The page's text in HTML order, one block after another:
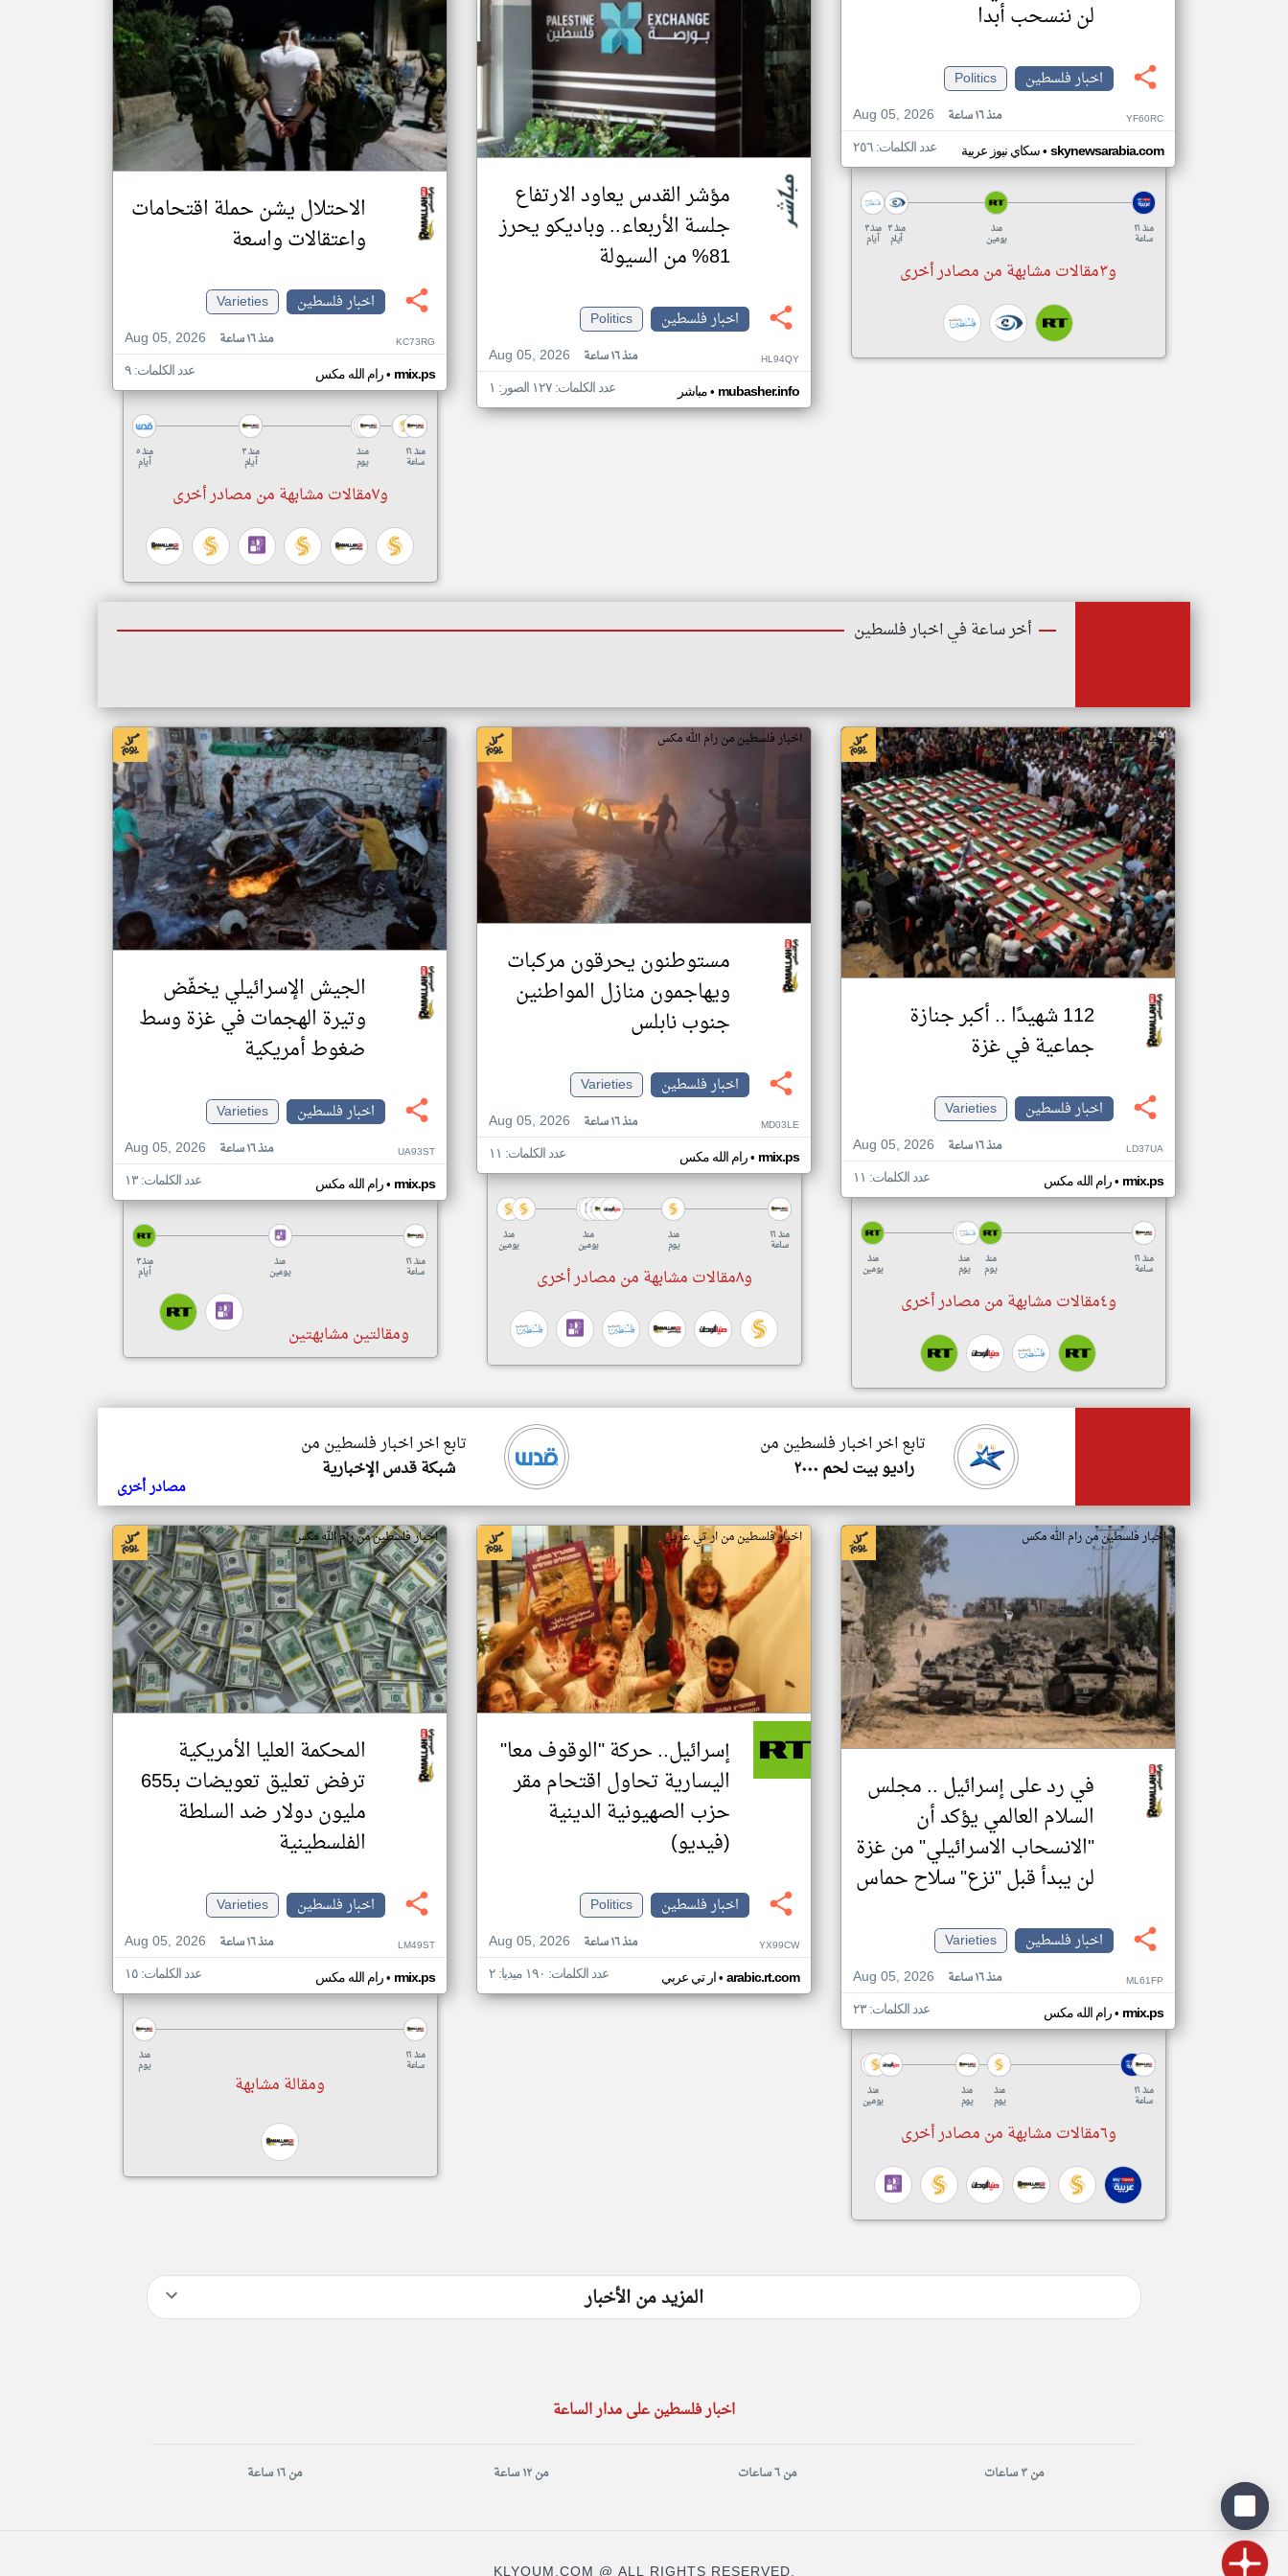
لن ننسحب أبدا
اخبار فلسطين
Politics
Aug 05, 2026
منذ ١٦ ساعة YF60RC
سكاي نيوز عربية• skynewsarabia.com عدد الكلمات: ٢٥٦
منذ ٣
أيام
منذ ٣
أيام
منذ
يومين
منذ ١٦
ساعة
و٣مقالات مشابهة من مصادر أخرى
مؤشر القدس يعاود الارتفاع
جلسة الأربعاء.. وباديكو يحرز
81% من السيولة
اخبار فلسطين
Politics
Aug 05, 2026
منذ ١٦ ساعة HL94QY
مباشر• mubasher.info عدد الكلمات: ١٢٧ الصور: ١
الاحتلال يشن حملة اقتحامات
واعتقالات واسعة
اخبار فلسطين
Varieties
Aug 05, 2026
منذ ١٦ ساعة KC73RG
رام الله مكس• rmix.ps عدد الكلمات: ٩
منذ ٥
أيام
منذ ٣
أيام
منذ
يوم
منذ ١٦
ساعة
و٧مقالات مشابهة من مصادر أخرى
أخر ساعة في اخبار فلسطين
اخبار فلسطين من رام الله مكس
112 شهيدًا .. أكبر جنازة
جماعية في غزة
اخبار فلسطين
Varieties
Aug 05, 2026
منذ ١٦ ساعة LD37UA
رام الله مكس• rmix.ps عدد الكلمات: ١١
منذ
يومين
منذ
يوم
منذ
يوم
منذ ١٦
ساعة
و٤مقالات مشابهة من مصادر أخرى
اخبار فلسطين من رام الله مكس
مستوطنون يحرقون مركبات
ويهاجمون منازل المواطنين
جنوب نابلس
اخبار فلسطين
Varieties
Aug 05, 2026
منذ ١٦ ساعة MD03LE
رام الله مكس• rmix.ps عدد الكلمات: ١١
منذ
يومين
منذ
يومين
منذ
يوم
منذ ١٦
ساعة
و٨مقالات مشابهة من مصادر أخرى
اخبار فلسطين من رام الله مكس
الجيش الإسرائيلي يخفّض
وتيرة الهجمات في غزة وسط
ضغوط أمريكية
اخبار فلسطين
Varieties
Aug 05, 2026
منذ ١٦ ساعة UA93ST
رام الله مكس• rmix.ps عدد الكلمات: ١٣
منذ ٣
أيام
منذ
يومين
منذ ١٦
ساعة
ومقالتين مشابهتين
تابع اخر اخبار فلسطين من
شبكة قدس الإخبارية
تابع اخر اخبار فلسطين من
راديو بيت لحم ٢٠٠٠
مصادر أخرى
اخبار فلسطين من رام الله مكس
في رد على إسرائيل .. مجلس
السلام العالمي يؤكد أن
"الانسحاب الاسرائيلي" من غزة
لن يبدأ قبل "نزع" سلاح حماس
اخبار فلسطين
Varieties
Aug 05, 2026
منذ ١٦ ساعة ML61FP
رام الله مكس• rmix.ps عدد الكلمات: ٢٣
منذ
يومين
منذ
يوم
منذ
يوم
منذ ١٦
ساعة
و٦مقالات مشابهة من مصادر أخرى
اخبار فلسطين من ار تي عربي
إسرائيل.. حركة "الوقوف معا"
اليسارية تحاول اقتحام مقر
حزب الصهيونية الدينية
(فيديو)
اخبار فلسطين
Politics
Aug 05, 2026
منذ ١٦ ساعة YX99CW
ار تي عربي• arabic.rt.com عدد الكلمات: ١٩٠ ميديا: ٢
اخبار فلسطين من رام الله مكس
المحكمة العليا الأمريكية
ترفض تعليق تعويضات بـ655
مليون دولار ضد السلطة
الفلسطينية
اخبار فلسطين
Varieties
Aug 05, 2026
منذ ١٦ ساعة LM49ST
رام الله مكس• rmix.ps عدد الكلمات: ١٥
منذ
يوم
منذ ١٦
ساعة
ومقالة مشابهة
المزيد من الأخبار
اخبار فلسطين على مدار الساعة
من ٣ ساعات من ٦ ساعات من ١٢ ساعة من ١٦ ساعة